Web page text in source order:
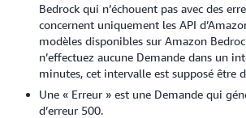
Bedrock qui n’échouent pas avec des
concernent uniquement les API
modèles disponibles sur Amazon
n’effectuez aucune Demande dans un
minutes, cet intervalle est supposé être
Une « Erreur » est une Demande qui
d’erreur 500.